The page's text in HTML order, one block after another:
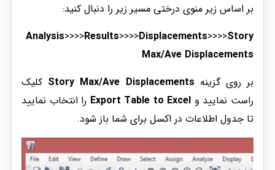
بر اساس زیر منوی درختی مسیر زیر را دنبال کنید:
Analysis>>>>Results>>>>Displacements>>>>Story
Max/Ave Displacements
بر روی گزینه Story Max/Ave Displacements کلیک
راست نمایید و Export Table to Excel را انتخاب نمایید
تا جدول اطلاعات در اکسل برای شما باز شود.